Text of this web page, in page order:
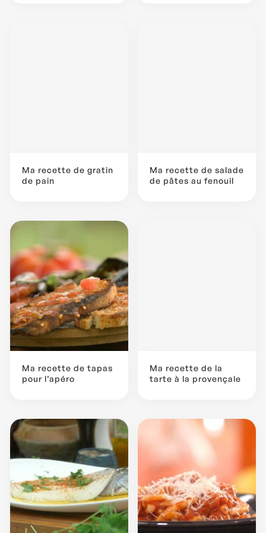
Ma recette de gratin
de pain
Ma recette de salade
de pâtes au fenouil
Ma recette de tapas
pour l’apéro
Ma recette de la
tarte à la provençale